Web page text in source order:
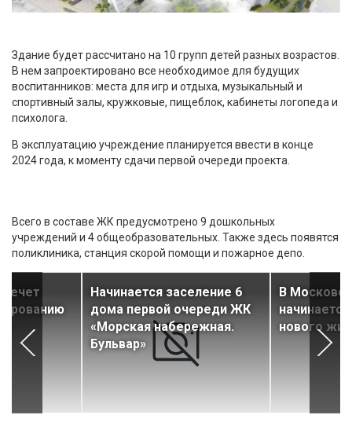
Здание будет рассчитано на 10 групп детей разных возрастов.
В нем запроектировано все необходимое для будущих
воспитанников: места для игр и отдыха, музыкальный и
спортивный залы, кружковые, пищеблок, кабинеты логопеда и
психолога.
В эксплуатацию учреждение планируется ввести в конце
2024 года, к моменту сдачи первой очереди проекта.
Всего в составе ЖК предусмотрено 9 дошкольных
учреждений и 4 общеобразовательных. Также здесь появятся
поликлиника, станция скорой помощи и пожарное депо.
Начинается заселение 6
дома первой очереди ЖК
«Морская набережная.
Бульвар»
В
нового